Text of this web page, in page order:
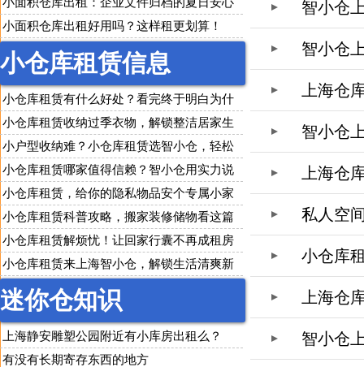
智小仓
智小仓
上海仓
智小仓
上海仓
私人空
小仓库
上海仓
智小仓
之选
小面积仓库出租好用吗？这样租更划算！
小仓库租赁信息
小仓库租赁有什么好处？看完终于明白为什
么人人都在用
小仓库租赁收纳过季衣物，解锁整洁居家生
活
小户型收纳难？小仓库租赁选智小仓，轻松
改善居家环境
小仓库租赁哪家值得信赖？智小仓用实力说
话
小仓库租赁，给你的隐私物品安个专属小家
小仓库租赁科普攻略，搬家装修储物看这篇
就够了
小仓库租赁解烦忧！让回家行囊不再成租房
负担
小仓库租赁来上海智小仓，解锁生活清爽新
方式
迷你仓知识
上海静安雕塑公园附近有小库房出租么？
有没有长期寄存东西的地方